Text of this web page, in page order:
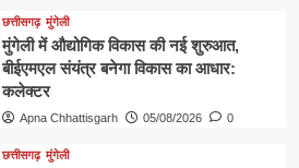
छत्तीसगढ़ मुंगेली
मुंगेली में औद्योगिक विकास की नई शुरुआत,
बीईएमएल संयंत्र बनेगा विकास का आधार:
कलेक्टर
Apna Chhattisgarh 05/08/2026 0
छत्तीसगढ़ मुंगेली